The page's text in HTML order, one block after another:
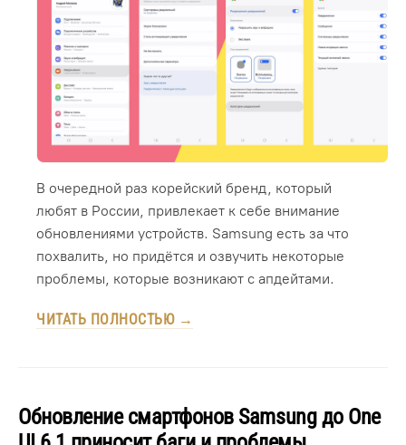
В очередной раз корейский бренд, который
любят в России, привлекает к себе внимание
обновлениями устройств. Samsung есть за что
похвалить, но придётся и озвучить некоторые
проблемы, которые возникают с апдейтами.
ЧИТАТЬ ПОЛНОСТЬЮ →
Обновление смартфонов Samsung до One